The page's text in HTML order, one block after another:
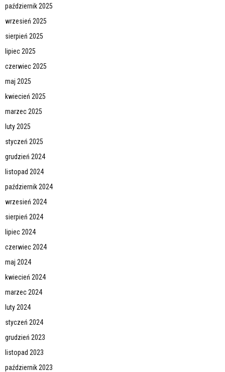
październik 2025
wrzesień 2025
sierpień 2025
lipiec 2025
czerwiec 2025
maj 2025
kwiecień 2025
marzec 2025
luty 2025
styczeń 2025
grudzień 2024
listopad 2024
październik 2024
wrzesień 2024
sierpień 2024
lipiec 2024
czerwiec 2024
maj 2024
kwiecień 2024
marzec 2024
luty 2024
styczeń 2024
grudzień 2023
listopad 2023
październik 2023